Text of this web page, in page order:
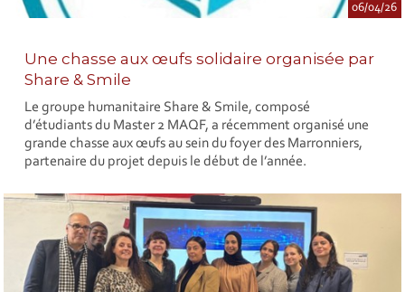
06/04/26
Une chasse aux œufs solidaire organisée par
Share & Smile
Le groupe humanitaire Share & Smile, composé
d’étudiants du Master 2 MAQF, a récemment organisé une
grande chasse aux œufs au sein du foyer des Marronniers,
partenaire du projet depuis le début de l’année.